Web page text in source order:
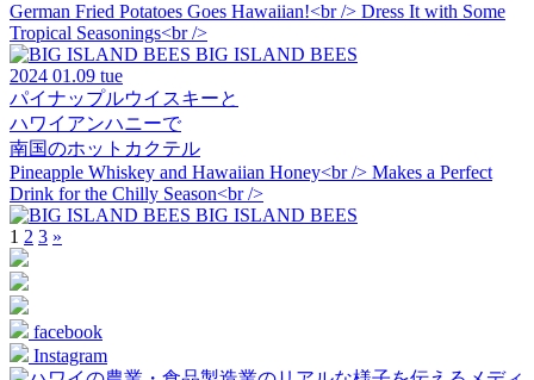
German Fried Potatoes Goes Hawaiian!<br /> Dress It with Some
Tropical Seasonings<br />
BIG ISLAND BEES
2024 01.09 tue
パイナップルウイスキーと
ハワイアンハニーで
南国のホットカクテル
Pineapple Whiskey and Hawaiian Honey<br /> Makes a Perfect
Drink for the Chilly Season<br />
BIG ISLAND BEES
1 2 3 »
facebook
Instagram